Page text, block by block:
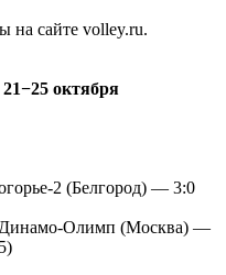
на сайте volley.ru.
октября
2 (Белгород) — 3:0
Олимп (Москва) —